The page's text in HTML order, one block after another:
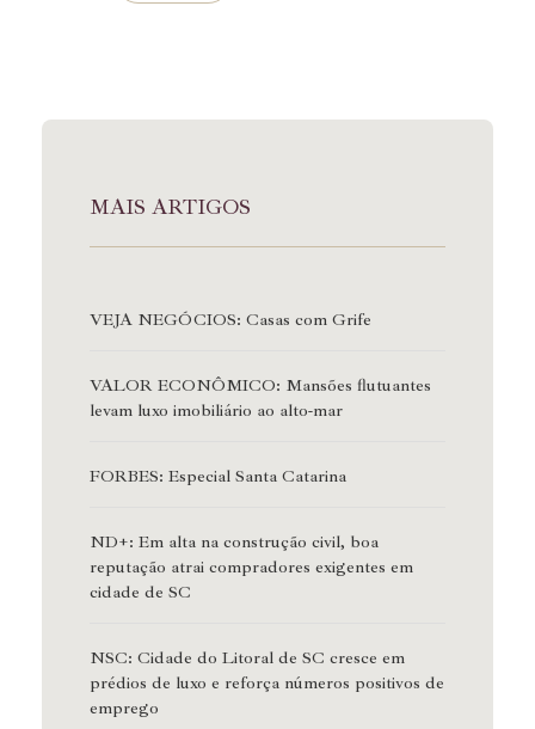
MAIS ARTIGOS
VEJA NEGÓCIOS: Casas com Grife
VALOR ECONÔMICO: Mansões flutuantes
levam luxo imobiliário ao alto-mar
FORBES: Especial Santa Catarina
ND+: Em alta na construção civil, boa
reputação atrai compradores exigentes em
cidade de SC
NSC: Cidade do Litoral de SC cresce em
prédios de luxo e reforça números positivos de
emprego